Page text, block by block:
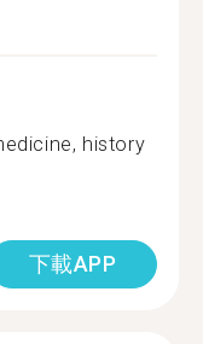
history
下載APP